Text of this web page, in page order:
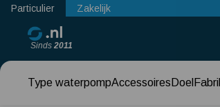
Particulier Zakelijk
Sinds 2011
Type waterpompAccessoires Doel